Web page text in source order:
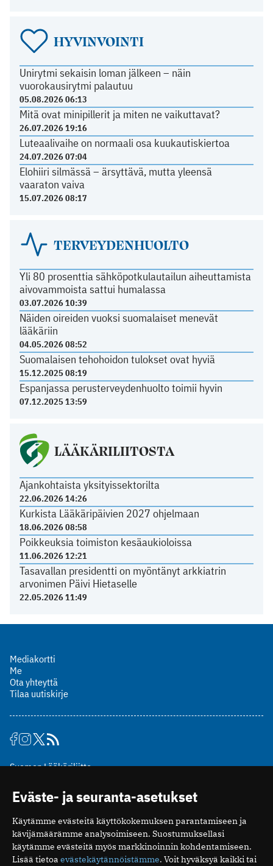
HYVINVOINTI
Unirytmi sekaisin loman jälkeen – näin
vuorokausirytmi palautuu
05.08.2026 06:13
Mitä ovat minipillerit ja miten ne vaikuttavat?
26.07.2026 19:16
Luteaalivaihe on normaali osa kuukautiskiertoa
24.07.2026 07:04
Elohiiri silmässä – ärsyttävä, mutta yleensä
vaaraton vaiva
15.07.2026 08:17
TERVEYDENHUOLTO
Yli 80 prosenttia sähköpotkulautailun aiheuttamista
aivovammoista sattui humalassa
03.07.2026 10:39
Näiden oireiden vuoksi suomalaiset menevät
lääkäriin
04.05.2026 08:52
Suomalaisen tehohoidon tulokset ovat hyviä
15.12.2025 08:19
Espanjassa perusterveydenhuolto toimii hyvin
07.12.2025 13:59
LÄÄKÄRILIITOSTA
Ajankohtaista yksityissektorilta
22.06.2026 14:26
Kurkista Lääkäripäivien 2027 ohjelmaan
18.06.2026 08:58
Poikkeuksia toimiston kesäaukioloissa
11.06.2026 12:21
Tasavallan presidentti on myöntänyt arkkiatrin
arvonimen Päivi Hietaselle
22.05.2026 11:49
Mediakortti
Me
Ota yhteyttä
Tilaa uutiskirje
Suomen Lääkäriliitto
00510 Helsinki
puh. (09) 393 091
toimitus@potilaanlaakarilehti.fi
ISSN 2323-9476
Eväste- ja seuranta-asetukset
Käytämme evästeitä käyttökokemuksen parantamiseen ja
kävijämäärämme analysoimiseen. Suostumuksellasi
käytämme evästeitä myös markkinoinnin kohdentamiseen.
Lisää tietoa evästekäytännöistämme. Voit hyväksyä kaikki tai